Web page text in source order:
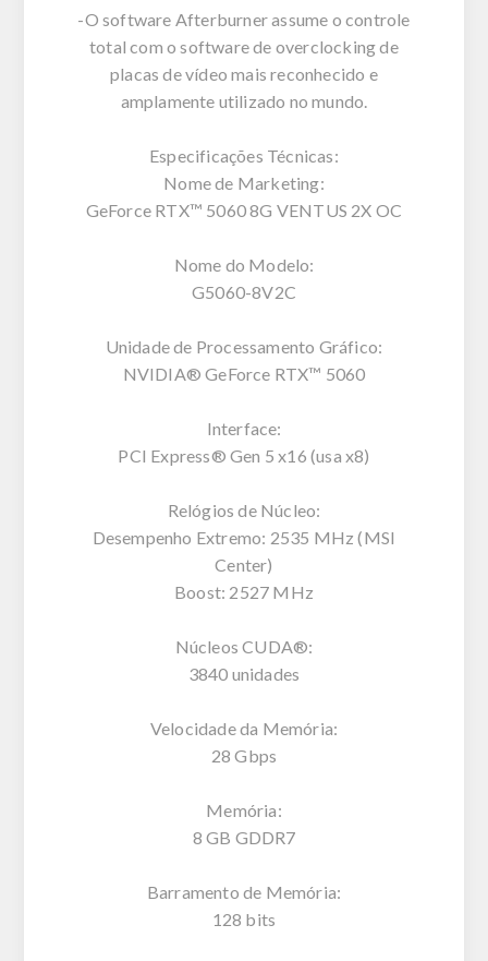
-O software Afterburner assume o controle
total com o software de overclocking de
placas de vídeo mais reconhecido e
amplamente utilizado no mundo.
Especificações Técnicas:
Nome de Marketing:
GeForce RTX™ 5060 8G VENTUS 2X OC
Nome do Modelo:
G5060-8V2C
Unidade de Processamento Gráfico:
NVIDIA® GeForce RTX™ 5060
Interface:
PCI Express® Gen 5 x16 (usa x8)
Relógios de Núcleo:
Desempenho Extremo: 2535 MHz (MSI
Center)
Boost: 2527 MHz
Núcleos CUDA®:
3840 unidades
Velocidade da Memória:
28 Gbps
Memória:
8 GB GDDR7
Barramento de Memória:
128 bits